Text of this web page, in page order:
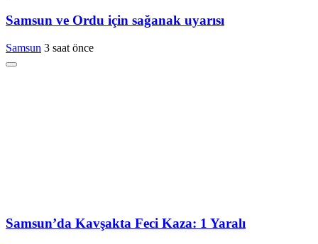
Samsun ve Ordu için sağanak uyarısı
Samsun 3 saat önce
Samsun’da Kavşakta Feci Kaza: 1 Yaralı